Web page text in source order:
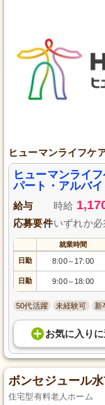
ヒューマンライフケ
ヒューマンライ
パート・アルバイ
給与 時給
応募要件いずれか
就業時間
日勤 8:00～ 17:00
日勤 9:00～ 18:00
50代活躍 未経験可 新
お気に入り に
ボンセジュール
住宅型有料老人ホーム